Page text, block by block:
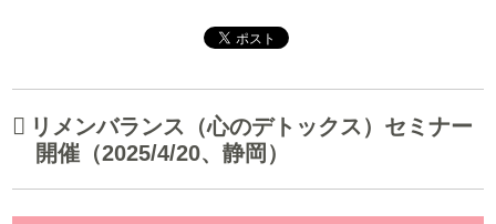
リメンバランス（心のデトックス）セミナー
開催（2025/4/20、静岡）